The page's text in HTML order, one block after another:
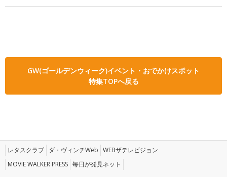
GW(ゴールデンウィーク)イベント・おでかけスポット
特集TOPへ戻る
レタスクラブ ダ・ヴィンチWeb WEBザテレビジョン
MOVIE WALKER PRESS 毎日が発見ネット